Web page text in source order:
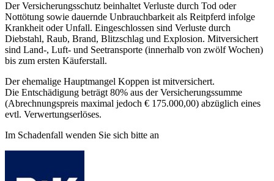
Der Versicherungsschutz beinhaltet Verluste durch Tod oder
Nottötung sowie dauernde Unbrauchbarkeit als Reitpferd infolge
Krankheit oder Unfall. Eingeschlossen sind Verluste durch
Diebstahl, Raub, Brand, Blitzschlag und Explosion. Mitversichert
sind Land-, Luft- und Seetransporte (innerhalb von zwölf Wochen)
bis zum ersten Käuferstall.
Der ehemalige Hauptmangel Koppen ist mitversichert.
Die Entschädigung beträgt 80% aus der Versicherungssumme
(Abrechnungspreis maximal jedoch € 175.000,00) abzüglich eines
evtl. Verwertungserlöses.
Im Schadenfall wenden Sie sich bitte an